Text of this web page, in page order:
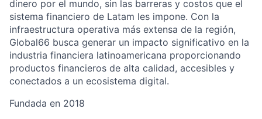
dinero por el mundo, sin las barreras y costos que el
sistema financiero de Latam les impone. Con la
infraestructura operativa más extensa de la región,
Global66 busca generar un impacto significativo en la
industria financiera latinoamericana proporcionando
productos financieros de alta calidad, accesibles y
conectados a un ecosistema digital.
Fundada en 2018